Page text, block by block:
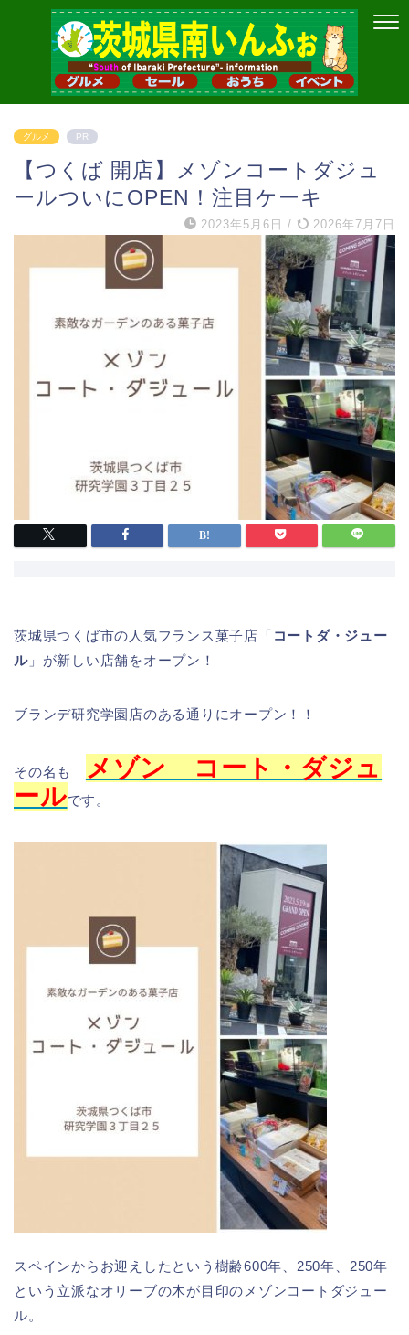
グルメ PR
【つくば 開店】メゾンコートダジュ
ールついにOPEN！注目ケーキ
2023年5月6日 / 2026年7月7日
茨城県つくば市の人気フランス菓子店「 コートダ・ジュー
ル」が新しい店舗をオープン！
ブランデ研究学園店のある通りにオープン！！
その名も
メゾン コート・ダジュ
ールです。
スペインからお迎えしたという樹齢600年、250年、250年
という立派なオリーブの木が目印のメゾンコートダジュー
ル。